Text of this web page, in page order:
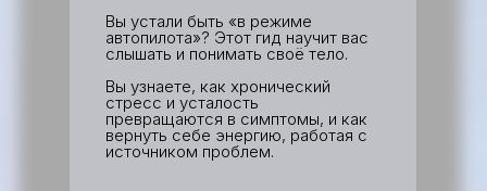
Вы устали быть «в режиме
автопилота»? Этот гид научит вас
слышать и понимать своё тело.
Вы узнаете, как хронический
стресс и усталость
превращаются в симптомы, и как
вернуть себе энергию, работая с
источником проблем.